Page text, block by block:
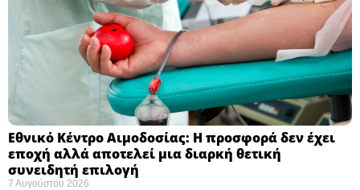
Εθνικό Κέντρο Αιμοδοσίας: H προσφορά δεν έχει
εποχή αλλά αποτελεί μια διαρκή θετική
συνειδητή επιλογή ​
7 Αυγούστου 2026